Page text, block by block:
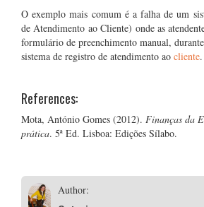
O exemplo mais comum é a falha de um
de Atendimento ao Cliente) onde as
formulário de preenchimento manual,
sistema de registro de atendimento ao cliente.
References:
Mota, António Gomes (2012). Finanças da
prática. 5ª Ed. Lisboa: Edições Sílabo.
Author: